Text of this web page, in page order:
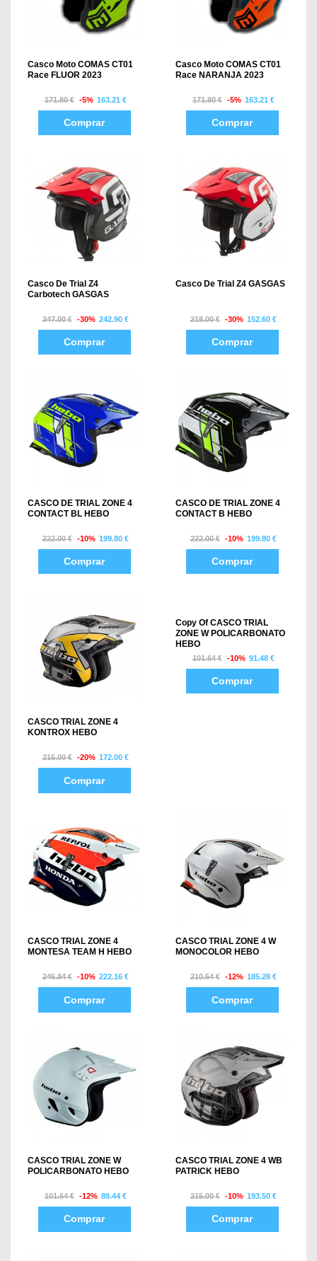
Casco Moto COMAS CT01
Race FLUOR 2023
171.80 € -5% 163.21 €
Comprar
Casco Moto COMAS CT01
Race NARANJA 2023
171.80 € -5% 163.21 €
Comprar
Casco De Trial Z4
Carbotech GASGAS
347.00 € -30% 242.90 €
Comprar
Casco De Trial Z4 GASGAS
218.00 € -30% 152.60 €
Comprar
CASCO DE TRIAL ZONE 4
CONTACT BL HEBO
222.00 € -10% 199.80 €
Comprar
CASCO DE TRIAL ZONE 4
CONTACT B HEBO
222.00 € -10% 199.80 €
Comprar
CASCO TRIAL ZONE 4
KONTROX HEBO
215.00 € -20% 172.00 €
Comprar
Copy Of CASCO TRIAL
ZONE W POLICARBONATO
HEBO
101.64 € -10% 91.48 €
Comprar
CASCO TRIAL ZONE 4
MONTESA TEAM H HEBO
246.84 € -10% 222.16 €
Comprar
CASCO TRIAL ZONE 4 W
MONOCOLOR HEBO
210.54 € -12% 185.28 €
Comprar
CASCO TRIAL ZONE W
POLICARBONATO HEBO
101.64 € -12% 89.44 €
Comprar
CASCO TRIAL ZONE 4 WB
PATRICK HEBO
215.00 € -10% 193.50 €
Comprar